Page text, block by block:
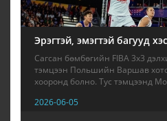
Эрэгтэй, эмэгтэй багууд
Сагсан бөмбөгийн FIBA 3x3
тэмцээн Польшийн Варшав
хооронд болно. Тус тэмцээнд
2026-06-05